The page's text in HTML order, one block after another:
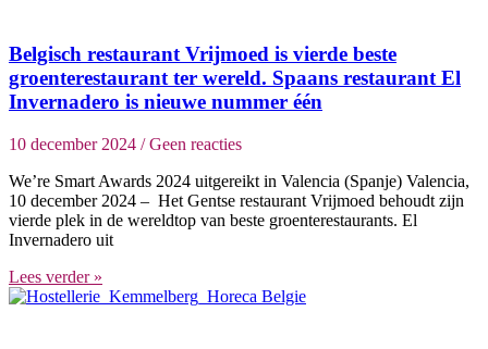
Belgisch restaurant Vrijmoed is vierde beste
groenterestaurant ter wereld. Spaans restaurant El
Invernadero is nieuwe nummer één
10 december 2024 Geen reacties
We’re Smart Awards 2024 uitgereikt in Valencia (Spanje) Valencia,
10 december 2024 – ​ Het Gentse restaurant Vrijmoed behoudt zijn
vierde plek in de wereldtop van beste groenterestaurants. El
Invernadero uit
Lees verder »